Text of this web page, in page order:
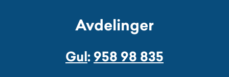
Avdelinger
Gul:958 98 835